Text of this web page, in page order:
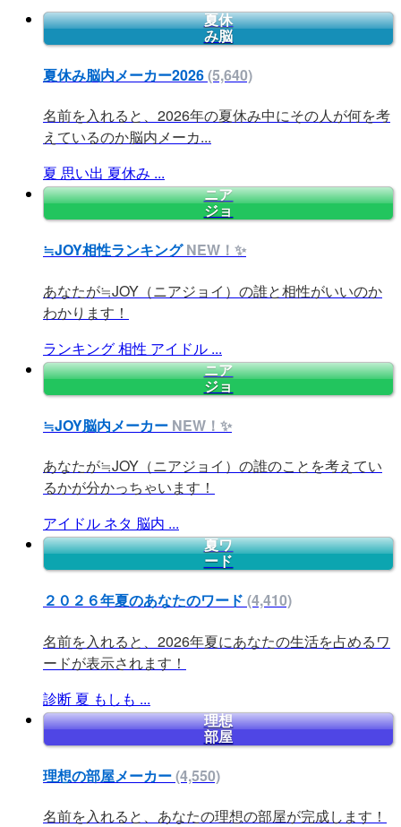
夏休
み脳
夏休み脳内メーカー2026(5,640)
名前を入れると、2026年の夏休み中にその人が何を考
えているのか脳内メーカ...
夏 思い出 夏休み ...
ニア
ジョ
≒JOY相性ランキングNEW！✨
あなたが≒JOY（ニアジョイ）の誰と相性がいいのか
わかります！
ランキング相性 アイドル ...
ニア
ジョ
≒JOY脳内メーカー NEW！✨
あなたが≒JOY（ニアジョイ）の誰のことを考えてい
るかが分かっちゃいます！
アイドル ネタ 脳内 ...
夏ワ
ード
２０２６年夏のあなたのワード (4,410)
名前を入れると、2026年夏にあなたの生活を占めるワ
ードが表示されます！
診断 夏 もしも ...
理想
部屋
理想の部屋メーカー(4,550)
名前を入れると、あなたの理想の部屋が完成します！